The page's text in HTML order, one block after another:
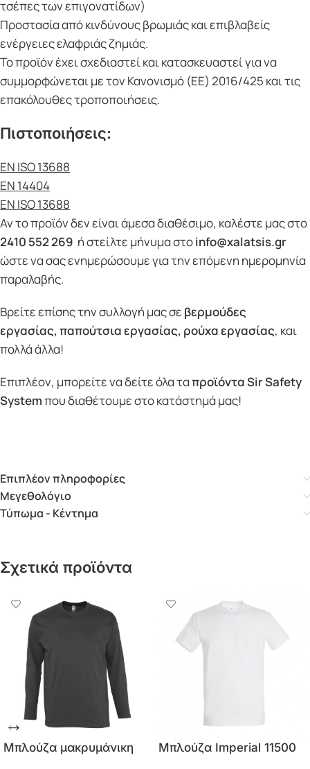
τσέπες των επιγονατίδων)
Προστασία από κινδύνους βρωμιάς και επιβλαβείς
ενέργειες ελαφριάς ζημιάς.
Το προϊόν έχει σχεδιαστεί και κατασκευαστεί για να
συμμορφώνεται με τον Κανονισμό (ΕΕ) 2016/425 και τις
επακόλουθες τροποποιήσεις.
Πιστοποιήσεις:
EN ISO 13688
EN 14404
EN ISO 13688
Αν το προϊόν δεν είναι άμεσα διαθέσιμο, καλέστε μας στο
2410 552 269 ή στείλτε μήνυμα στοinfo@xalatsis.gr
ώστε να σας ενημερώσουμε για την επόμενη ημερομηνία
παραλαβής.
Βρείτε επίσης την συλλογή μας σε βερμούδες
εργασίας, παπούτσια εργασίας, ρούχα εργασίας, και
πολλά άλλα!
Επιπλέον, μπορείτε να δείτε όλα ταπροϊόντα Sir Safety
Systemπου διαθέτουμε στο κατάστημά μας!
Επιπλέον πληροφορίες
Μεγεθολόγιο
Τύπωμα - Κέντημα
Σχετικά προϊόντα
Μπλούζα μακρυμάνικη
Μπλούζα Imperial 11500